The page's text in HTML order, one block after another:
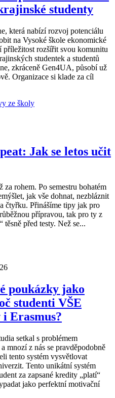
studenty
která nabízí rozvoj potenciálu
na Vysoké škole ekonomické
rozšířit svou komunitu
studentek a studentů
zkráceně Gen4UA, působí už
Organizace si klade za cíl
ze školy
Jak se letos učit
rohem. Po semestru bohatém
jak vše dohnat, nezbláznit
čtyřku. Přinášíme tipy jak pro
přípravou, tak pro ty z
těsně před testy. Než se...
poukázky jako
studenti VŠE
Erasmus?
setkal s problémem
mnozí z nás se pravděpodobně
tento systém vysvětlovat
Tento unikátní systém
za zapsané kredity „platí“
jako perfektní motivační